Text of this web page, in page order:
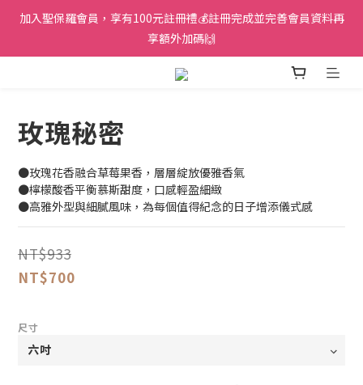
加入聖保羅會員，享有100元註冊禮💰註冊完成並完善會員資料再
享額外加碼🙌
玫瑰秘密
●玫瑰花香融合草莓果香，層層綻放優雅香氣
●檸檬酸香平衡慕斯甜度，口感輕盈細緻
●高雅外型與細膩風味，為每個值得紀念的日子增添儀式感
NT$933
NT$700
尺寸